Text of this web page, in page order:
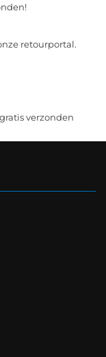
retourportal.
verzonden